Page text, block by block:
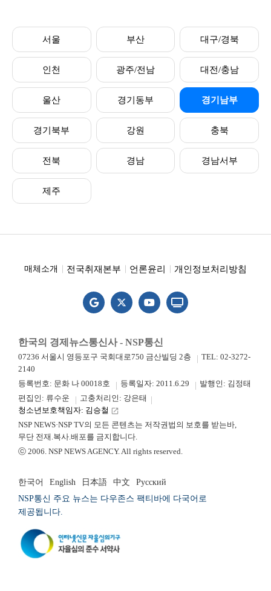
서울 부산 대구/경북
인천 광주/전남 대전/충남
울산 경기동부 경기남부
경기북부 강원 충북
전북 경남 경남서부
제주
매체소개 전국취재본부 언론윤리 개인정보처리방침
한국의 경제뉴스통신사 - NSP통신
07236 서울시 영등포구 국회대로750 금산빌딩 2층
TEL: 02-3272-
2140
등록번호: 문화 나 00018호
등록일자: 2011.6.29
발행인: 김정태
편집인: 류수운
고충처리인: 강은태
청소년보호책임자: 김승철 launch
NSP NEWS·NSP TV의 모든 콘텐츠는 저작권법의 보호를 받는바,
무단 전재.복사.배포를 금지합니다.
ⓒ 2006. NSP NEWS AGENCY. All rights reserved.
한국어 English 日本語 中文
Русский
NSP통신 주요 뉴스는 다우존스 팩티바에 다국어로
제공됩니다.